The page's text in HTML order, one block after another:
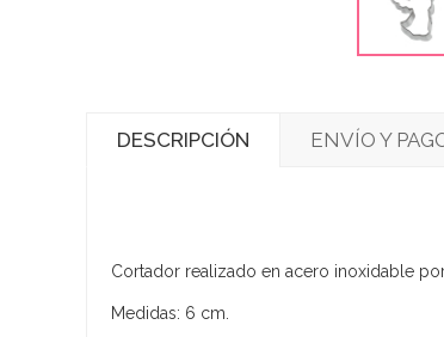
DESCRIPCIÓN ENVÍO Y
Cortador realizado en acero inoxidable
Medidas: 6 cm.